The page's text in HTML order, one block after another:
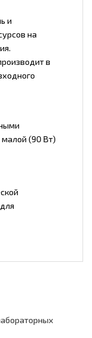
и
на
в
малой (90 Вт)